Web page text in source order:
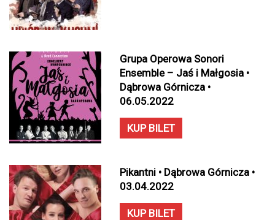
Grupa Operowa Sonori
Ensemble – Jaś i Małgosia •
Dąbrowa Górnicza •
06.05.2022
KUP BILET
Pikantni • Dąbrowa Górnicza •
03.04.2022
KUP BILET